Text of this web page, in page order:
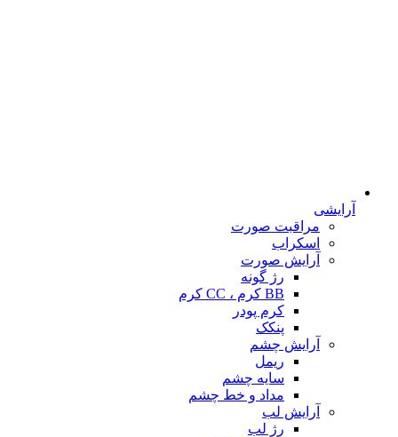
آرایشی
مراقبت صورت
اسکراب
آرایش صورت
رژ گونه
BB کرم ، CC کرم
کرم پودر
پنکک
آرایش چشم
ریمل
سایه چشم
مداد و خط چشم
آرایش لب
رژ لب